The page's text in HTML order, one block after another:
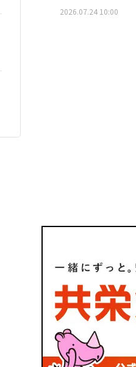
2026.07.24 10:00